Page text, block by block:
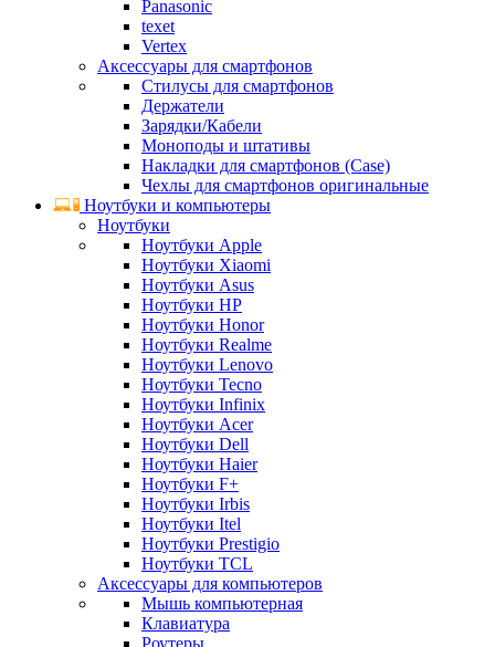
Panasonic
texet
Vertex
Аксессуары для смартфонов
Стилусы для смартфонов
Держатели
Зарядки/Кабели
Моноподы и штативы
Накладки для смартфонов (Case)
Чехлы для смартфонов оригинальные
Ноутбуки и компьютеры
Ноутбуки
Ноутбуки Apple
Ноутбуки Xiaomi
Ноутбуки Asus
Ноутбуки HP
Ноутбуки Honor
Ноутбуки Realme
Ноутбуки Lenovo
Ноутбуки Tecno
Ноутбуки Infinix
Ноутбуки Acer
Ноутбуки Dell
Ноутбуки Haier
Ноутбуки F+
Ноутбуки Irbis
Ноутбуки Itel
Ноутбуки Prestigio
Ноутбуки TCL
Аксессуары для компьютеров
Мышь компьютерная
Клавиатура
Роутеры